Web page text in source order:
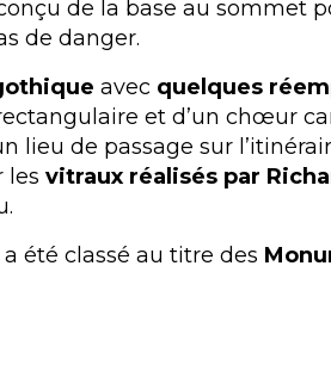
de la base au sommet
de danger.
avec quelques
et d’un chœur
lieu de passage sur
les vitraux réalisés par
été classé au titre des